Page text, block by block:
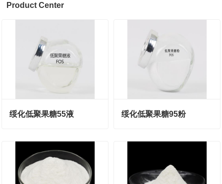
Product Center
绥化低聚果糖55液 绥化低聚果糖95粉